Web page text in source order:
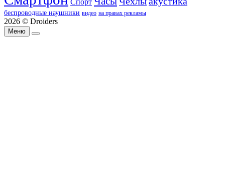
Спорт
беспроводные наушники видео на правах рекламы
2026 © Droiders
Меню